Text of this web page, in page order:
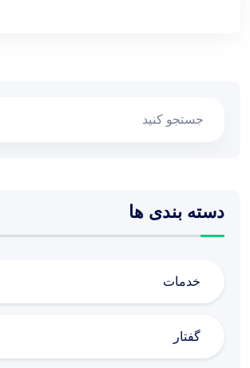
دسته بندی ها
خدمات
گفتار